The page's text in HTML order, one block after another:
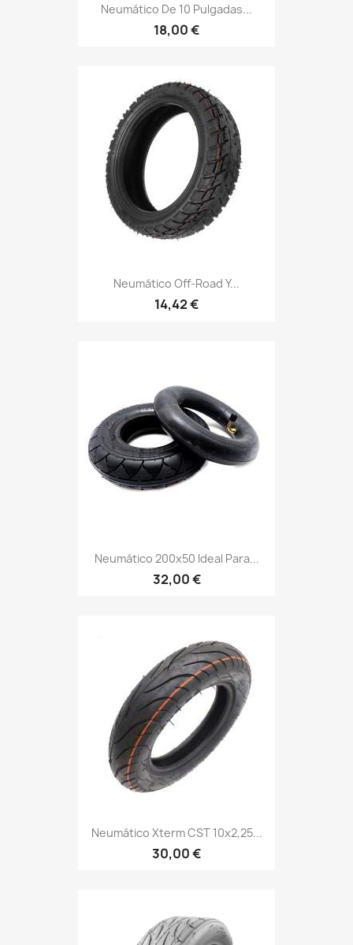
Neumático De 10 Pulgadas...
18,00 €
Neumático Off-Road Y...
14,42 €
Neumático 200x50 Ideal Para...
32,00 €
Neumático Xterm CST 10x2,25...
30,00 €